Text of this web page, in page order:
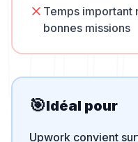
Temps important
bonnes missions
🎯Idéal pour
Upwork convient